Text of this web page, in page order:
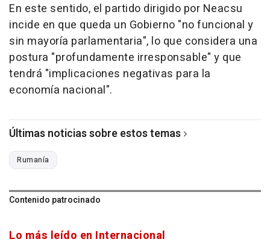
En este sentido, el partido dirigido por Neacsu
incide en que queda un Gobierno "no funcional y
sin mayoría parlamentaria", lo que considera una
postura "profundamente irresponsable" y que
tendrá "implicaciones negativas para la
economía nacional".
Últimas noticias sobre estos temas
Rumanía
Contenido patrocinado
Lo más leído en Internacional